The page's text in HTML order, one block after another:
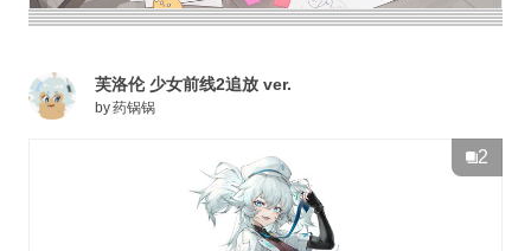
芙洛伦 少女前线2追放 ver.
by药锅锅
2